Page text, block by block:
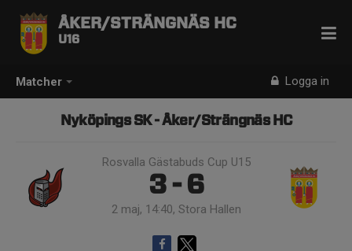
Matcher Logga in
ÅKER/STRÄNGNÄS HC
U16
Nyköpings SK - Åker/Strängnäs HC
Rosvalla Gästabuds Cup U15
3 - 6
2 maj, 14:40, Stora Hallen